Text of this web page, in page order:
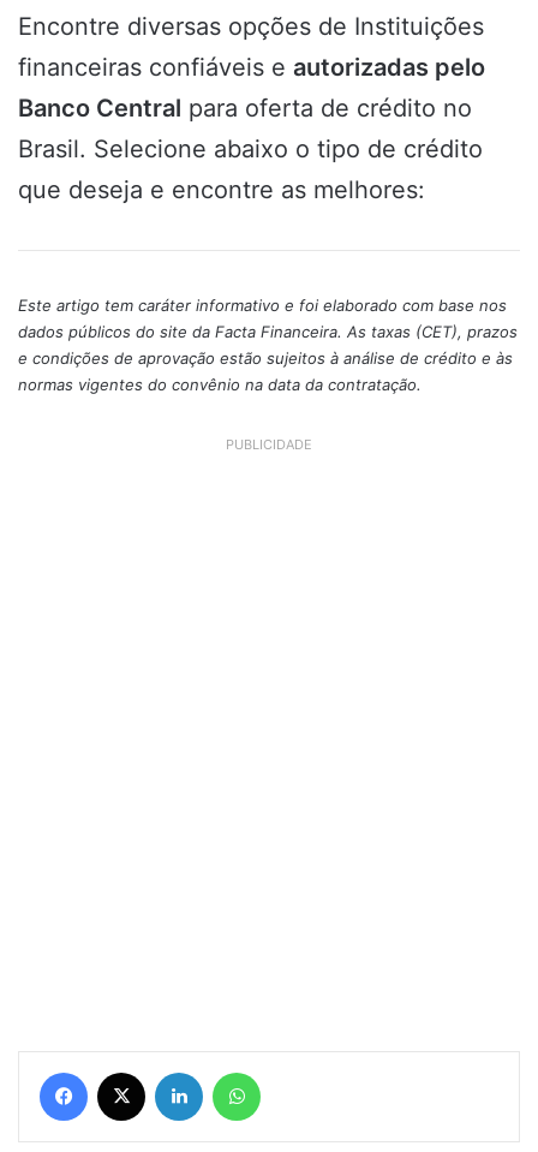
Encontre diversas opções de Instituições
financeiras confiáveis e autorizadas pelo
Banco Central para oferta de crédito no
Brasil. Selecione abaixo o tipo de crédito
que deseja e encontre as melhores:
Este artigo tem caráter informativo e foi elaborado com base nos
dados públicos do site da Facta Financeira. As taxas (CET), prazos
e condições de aprovação estão sujeitos à análise de crédito e às
normas vigentes do convênio na data da contratação.
PUBLICIDADE
Facebook Linkedin